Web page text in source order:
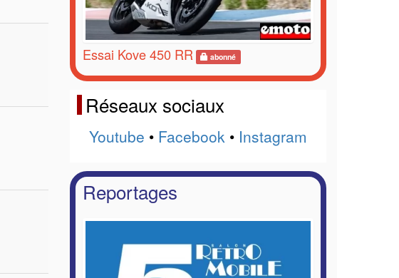
Essai Kove 450 RR abonné
Réseaux sociaux
Youtube • Facebook • Instagram
Reportages